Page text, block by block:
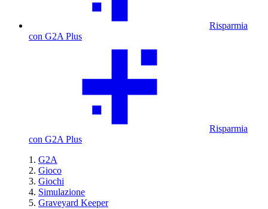
Risparmia
con G2A Plus
Risparmia
con G2A Plus
G2A
Gioco
Giochi
Simulazione
Graveyard Keeper